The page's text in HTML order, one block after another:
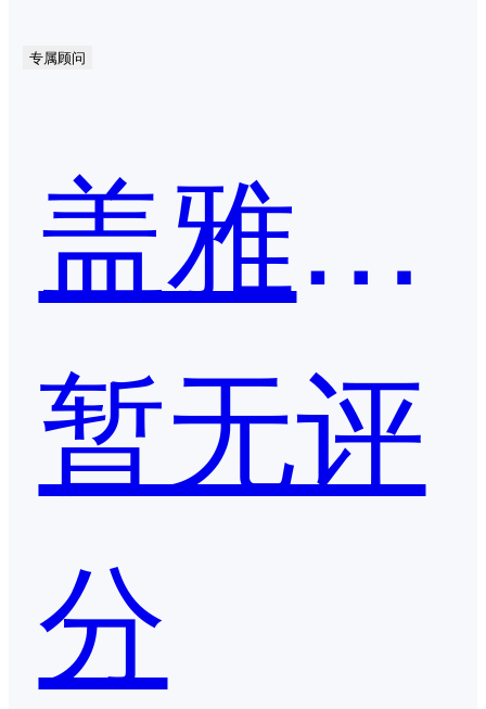
专属顾问
盖雅人事云
暂无评
分